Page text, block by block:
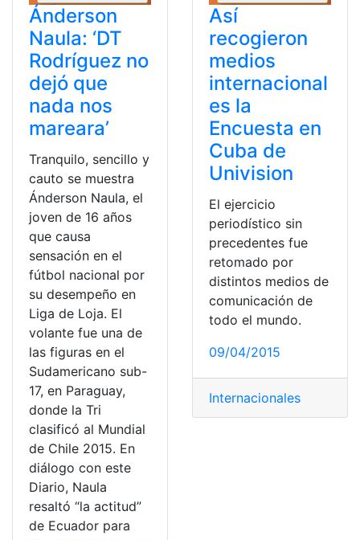
Ánderson
Naula: ‘DT
Rodríguez no
dejó que
nada nos
mareara’
Tranquilo, sencillo y
cauto se muestra
Ánderson Naula, el
joven de 16 años
que causa
sensación en el
fútbol nacional por
su desempeño en
Liga de Loja. El
volante fue una de
las figuras en el
Sudamericano sub-
17, en Paraguay,
donde la Tri
clasificó al Mundial
de Chile 2015. En
diálogo con este
Diario, Naula
resaltó “la actitud”
de Ecuador para
Así
recogieron
medios
internacional
es la
Encuesta en
Cuba de
Univision
El ejercicio
periodístico sin
precedentes fue
retomado por
distintos medios de
comunicación de
todo el mundo.
09/04/2015
Internacionales